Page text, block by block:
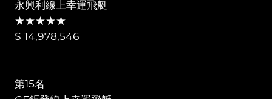
永興利線上幸運飛艇
★★★★★
$ 14,978,546
第15名